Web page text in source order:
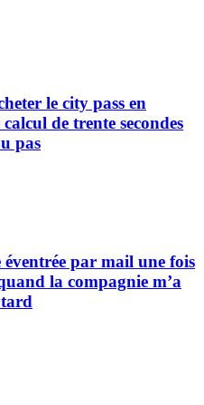
le city pass en
de trente secondes
pas
éventrée par mail une fois
la compagnie m’a